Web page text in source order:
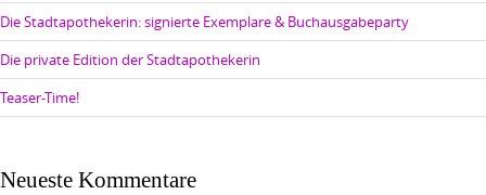
Die Stadtapothekerin: signierte Exemplare & Buchausgabeparty
Die private Edition der Stadtapothekerin
Teaser-Time!
Neueste Kommentare